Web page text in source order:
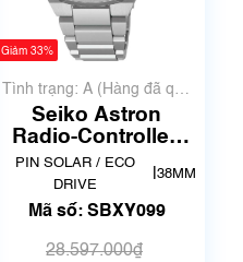
Giảm 33%
Tình trạng: A (Hàng đã qua
sử dụng nhưng rất đẹp,
không có xước)
Seiko Astron
Radio-Controlled
Solar Titanium
SBXY099
PIN SOLAR / ECO
DRIVE
38MM
Mã số: SBXY099
28.597.000₫